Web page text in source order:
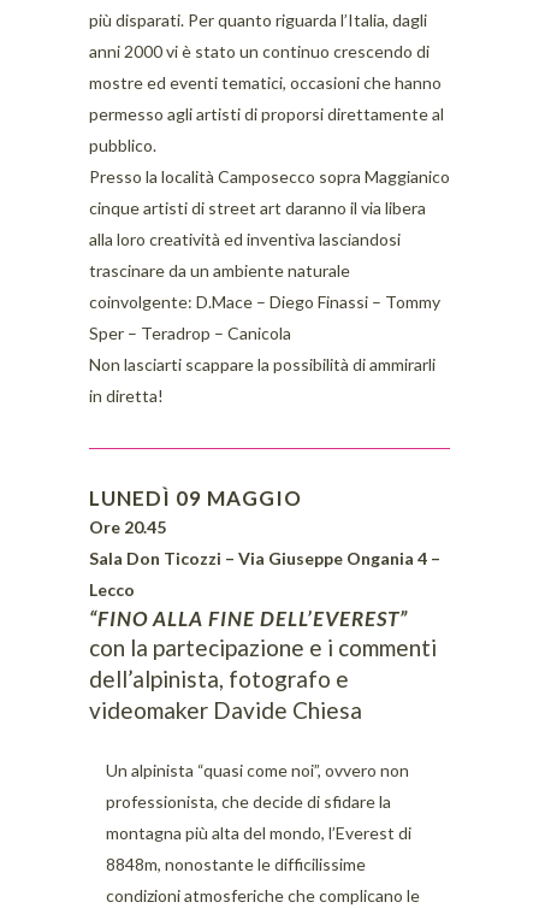
più disparati. Per quanto riguarda l’Italia, dagli
anni 2000 vi è stato un continuo crescendo di
mostre ed eventi tematici, occasioni che hanno
permesso agli artisti di proporsi direttamente al
pubblico.
Presso la località Camposecco sopra Maggianico
cinque artisti di street art daranno il via libera
alla loro creatività ed inventiva lasciandosi
trascinare da un ambiente naturale
coinvolgente: D.Mace – Diego Finassi – Tommy
Sper – Teradrop – Canicola
Non lasciarti scappare la possibilità di ammirarli
in diretta!
LUNEDÌ 09 MAGGIO
Ore 20.45
Sala Don Ticozzi – Via Giuseppe Ongania 4 –
Lecco
“FINO ALLA FINE DELL’EVEREST”
con la partecipazione e i commenti
dell’alpinista, fotografo e
videomaker Davide Chiesa
Un alpinista “quasi come noi”, ovvero non
professionista, che decide di sfidare la
montagna più alta del mondo, l’Everest di
8848m, nonostante le difficilissime
condizioni atmosferiche che complicano le